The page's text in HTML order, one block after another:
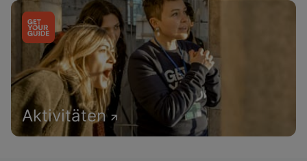
Aktivitäten